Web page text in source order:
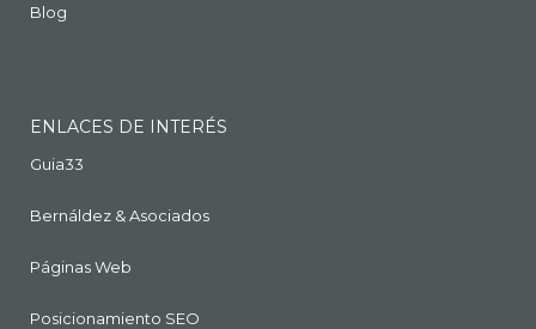
Blog
ENLACES DE INTERÉS
Guia33
Bernáldez & Asociados
Páginas Web
Posicionamiento SEO